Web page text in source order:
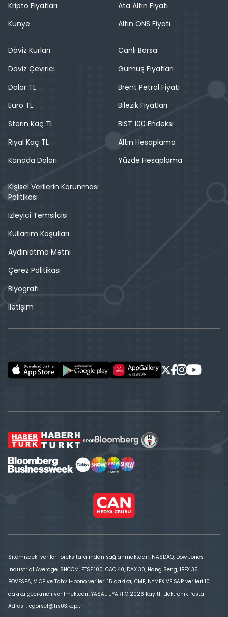
Kripto Fiyatları
Künye
Ata Altın Fiyatı
Altın ONS Fiyatı
Döviz Kurları
Döviz Çevirici
Dolar TL
Euro TL
Sterin Kaç TL
Riyal Kaç TL
Kanada Doları
Canlı Borsa
Gümüş Fiyatları
Brent Petrol Fiyatı
Bilezik Fiyatları
BIST 100 Endeksi
Altın Hesaplama
Yüzde Hesaplama
Kişisel Verilerin Korunması
Politikası
İzleyici Temsilcisi
Kullanım Koşulları
Aydınlatma Metni
Çerez Politikası
Biyografi
İletişim
Sitemizdeki veriler Foreks tarafından sağlanmaktadır. NASDAQ, Dow Jones
Industrial Average, SHCOM, FTSE 100, CAC 40, DAX 30, Hang Seng, IBEX 35,
BOVESPA, VİOP ve Tahvil-bono verileri 15 dakika; CME, NYMEX VE S&P verileri 10
dakika gecikmeli verilmektedir. YASAL UYARI © 2026 Kayıtlı Elektronik Posta
Adresi : cgorsel@hs03.kep.tr